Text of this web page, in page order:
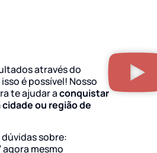
através do
é possível! Nosso
te ajudar aconquistar
ou região de
sobre:
agora mesmo